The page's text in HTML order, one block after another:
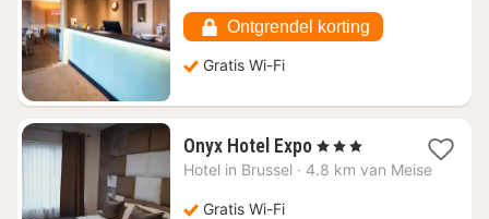
€
58,58
Ontgrendel korting
Gratis Wi-Fi
Onyx Hotel Expo1
nacht
, 3 Sterren
Hotel in Brussel · 4.8 km van Meise
Gratis Wi-Fi